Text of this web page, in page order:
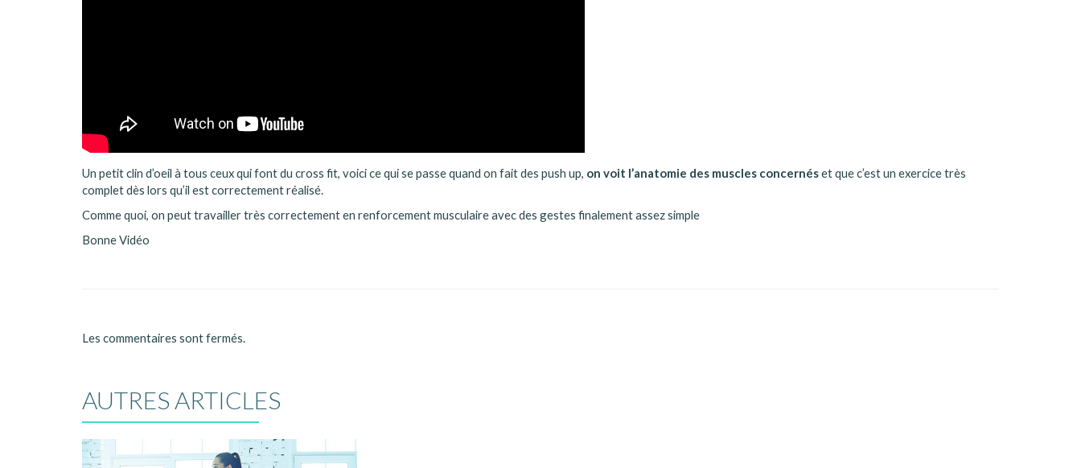
Un petit clin d’oeil à tous ceux qui font du cross fit, voici ce qui se passe quand on fait des push up, on voit l’anatomie des muscles concernéset que c’est un exercice très
complet dès lors qu’il est correctement réalisé.
Comme quoi, on peut travailler très correctement en renforcement musculaire avec des gestes finalement assez simple
Bonne Vidéo
Les commentaires sont fermés.
AUTRES ARTICLES